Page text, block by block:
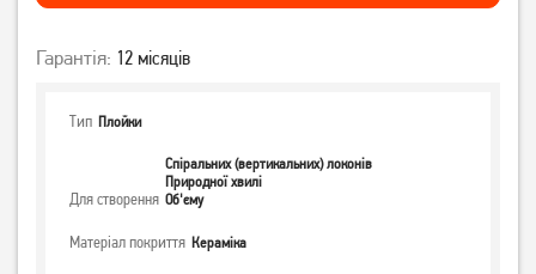
Гарантія: 12 місяців
Тип Плойки
Для створення
Спіральних (вертикальних) локонів
Природної хвилі
Об'єму
Матеріал покриття Кераміка